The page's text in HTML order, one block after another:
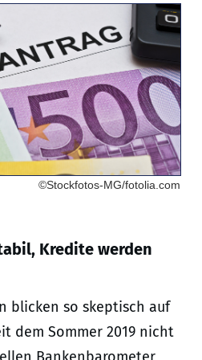
©Stockfotos-MG/fotolia.com
Kredite werden
blicken so skeptisch auf
dem Sommer 2019 nicht